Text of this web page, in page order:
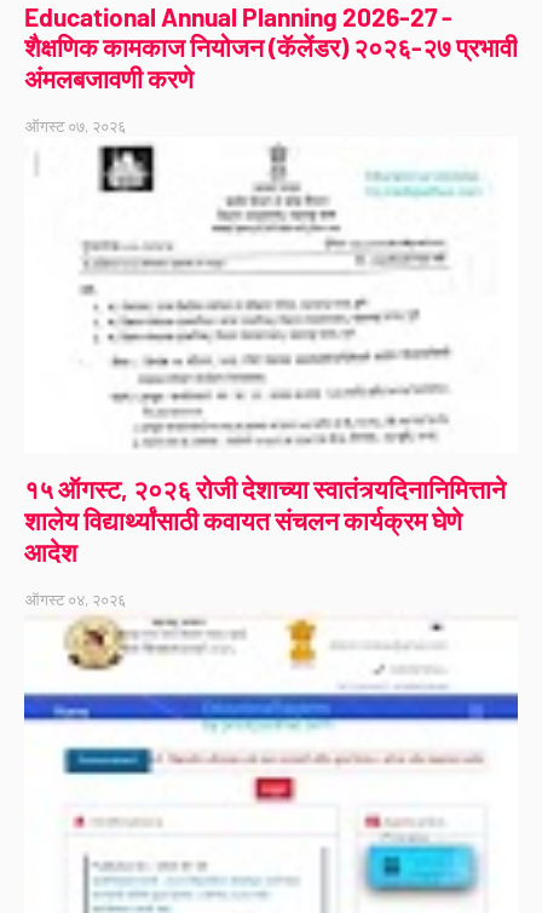
Educational Annual Planning 2026-27 -
शैक्षणिक कामकाज नियोजन (कॅलेंडर) २०२६-२७ प्रभावी
अंमलबजावणी करणे
ऑगस्ट ०७, २०२६
१५ ऑगस्ट, २०२६ रोजी देशाच्या स्वातंत्र्यदिनानिमित्ताने
शालेय विद्यार्थ्यांसाठी कवायत संचलन कार्यक्रम घेणे
आदेश
ऑगस्ट ०४, २०२६